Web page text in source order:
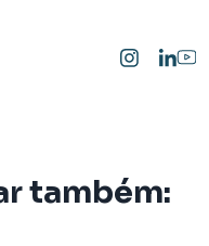
também: